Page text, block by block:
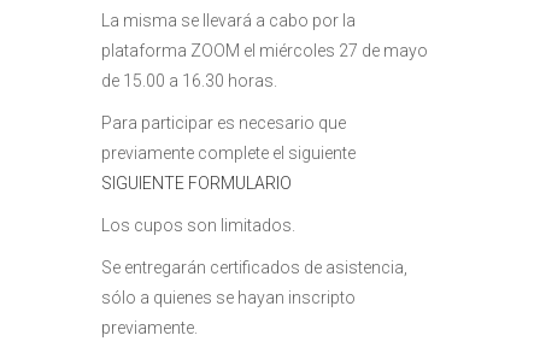
La misma se llevará a cabo por la
plataforma ZOOM el miércoles 27 de mayo
de 15.00 a 16.30 horas.
Para participar es necesario que
previamente complete el siguiente
SIGUIENTE FORMULARIO
Los cupos son limitados.
Se entregarán certificados de asistencia,
sólo a quienes se hayan inscripto
previamente.